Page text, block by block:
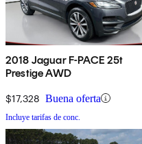
2018 Jaguar F-PACE 25t
Prestige AWD
$17,328 Buena oferta
Incluye tarifas de conc.